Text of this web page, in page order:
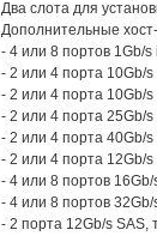
Два слота для
Дополнительные
- 4 или 8 портов 1Gb/
- 2 или 4 порта 10Gb/
- 2 или 4 порта 10Gb/s
- 2 или 4 порта 25Gb/
- 2 или 4 порта 40Gb/s
- 2 или 4 порта 12Gb/s
- 4 или 8 портов
- 4 или 8 портов
- 2 порта 12Gb/s SAS,